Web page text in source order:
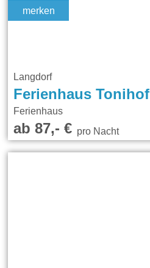
merken
Langdorf
Ferienhaus Tonihof
Ferienhaus
ab 87,- €pro Nacht